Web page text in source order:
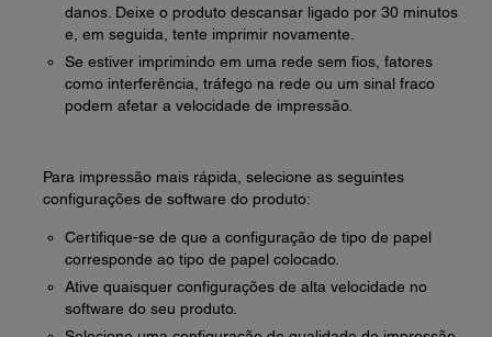
danos. Deixe o produto descansar ligado por 30 minutos
e, em seguida, tente imprimir novamente.
Se estiver imprimindo em uma rede sem fios, fatores
como interferência, tráfego na rede ou um sinal fraco
podem afetar a velocidade de impressão.
Para impressão mais rápida, selecione as seguintes
configurações de software do produto:
Certifique-se de que a configuração de tipo de papel
corresponde ao tipo de papel colocado.
Ative quaisquer configurações de alta velocidade no
software do seu produto.